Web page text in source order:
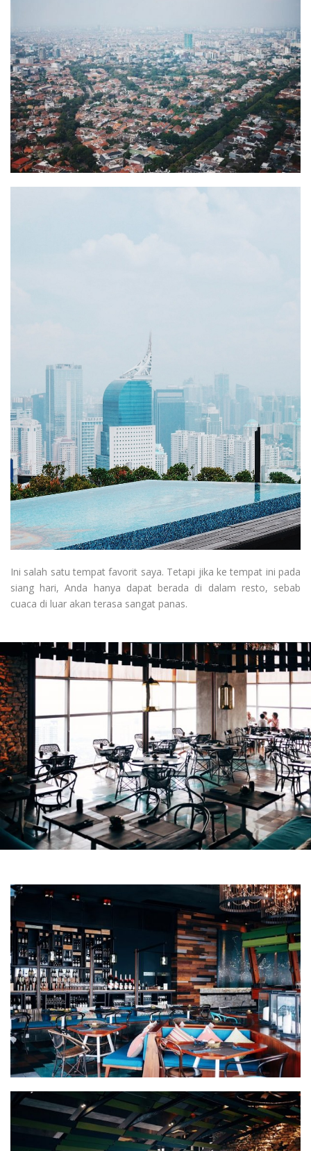
Ini salah satu tempat favorit saya. Tetapi jika ke tempat ini pada
siang hari, Anda hanya dapat berada di dalam resto, sebab
cuaca di luar akan terasa sangat panas.